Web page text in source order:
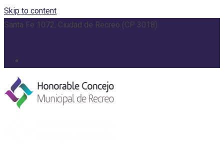
Skip to content
Santa Fe 1072, Ciudad de Recreo (CP 3018)